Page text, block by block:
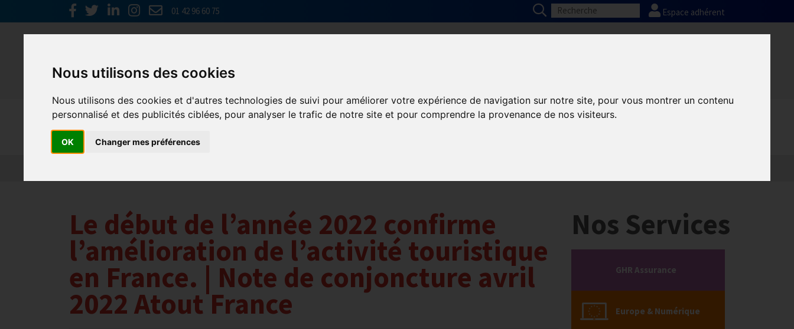
Nous utilisons des cookies
Nous utilisons des cookies et d'autres technologies de suivi pour améliorer votre expérience de navigation sur notre site, pour vous montrer un contenu
personnalisé et des publicités ciblées, pour analyser le trafic de notre site et pour comprendre la provenance de nos visiteurs.
OK Changer mes préférences
01 42 96 60 75 Espace adhérent
Actualités
Le début de l’année 2022 confirme
l’amélioration de l’activité touristique
en France. | Note de conjoncture avril
2022 Atout France
Nos Services
GHR Assurance
Europe & Numérique